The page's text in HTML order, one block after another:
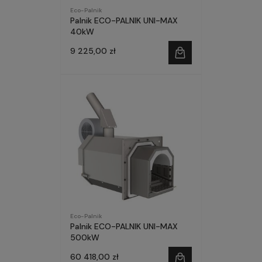
Eco-Palnik
Palnik ECO-PALNIK UNI-MAX
40kW
9 225,00 zł
Eco-Palnik
Palnik ECO-PALNIK UNI-MAX
500kW
60 418,00 zł